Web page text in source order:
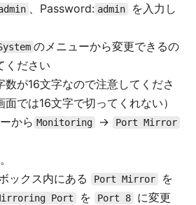
、Password: admin
を入力し
のメニューから変更できるの
ください
数が16文字なので注意してくださ
では16文字で切ってくれない）
から Monitoring → Port Mirror
ックス内にある Port Mirror を
Port を Port 8
に変更